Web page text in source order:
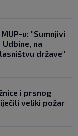
u: "Sumnjivi
na
države"
i prsnog
veliki požar